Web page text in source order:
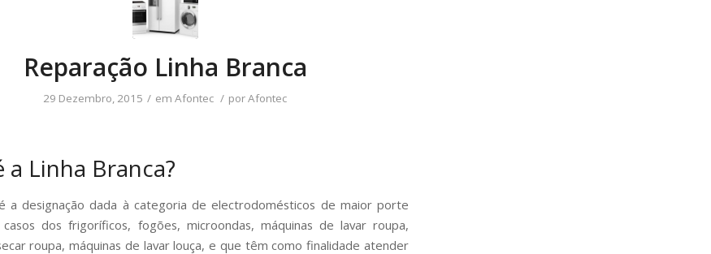
Reparação Linha Branca
29 Dezembro, 2015 / em Afontec / porAfontec
a Linha Branca?
a designação dada à categoria de electrodomésticos de maior porte
dos frigoríficos, fogões, microondas, máquinas de lavar roupa,
roupa, máquinas de lavar louça, e que têm como finalidade atender